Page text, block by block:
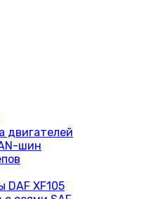
двигателей
шин
XF105